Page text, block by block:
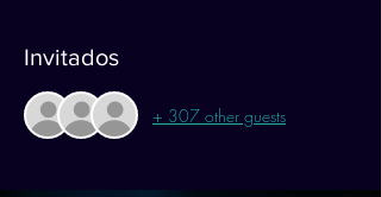
Invitados
+ 307 other guests